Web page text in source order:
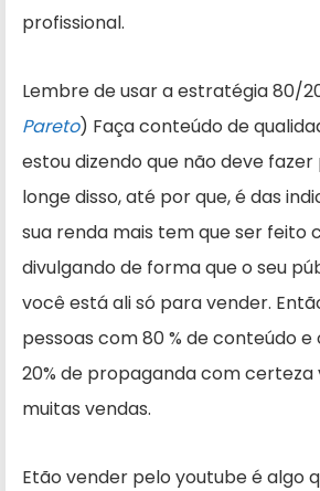
profissional.
Lembre de usar a estratégia 80/
Pareto) Faça conteúdo de
estou dizendo que não deve
longe disso, até por que, é das
sua renda mais tem que ser feito
divulgando de forma que o seu
você está ali só para vender.
pessoas com 80 % de conteúdo
20% de propaganda com certeza
muitas vendas.
Etão vender pelo youtube é algo